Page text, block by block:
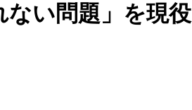
ない問題」を現役